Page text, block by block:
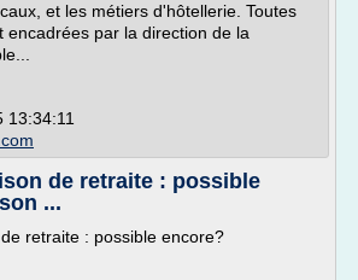
et les métiers d'hôtellerie. Toutes
encadrées par la direction de la
13:34:11
de retraite : possible
...
retraite : possible encore?